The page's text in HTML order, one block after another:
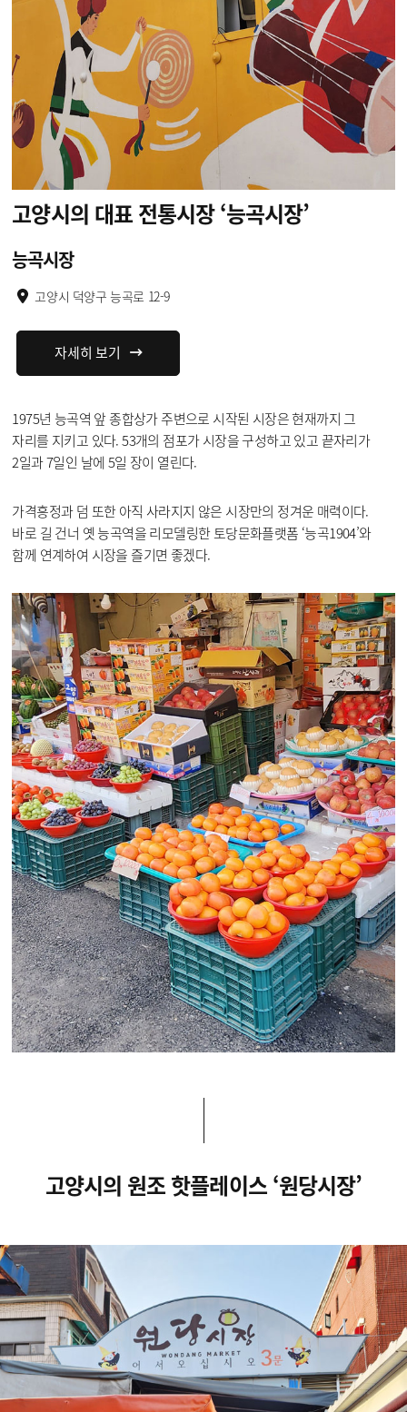
고양시의 대표전통시장 ‘능곡시장’
능곡시장
고양시 덕양구 능곡로 12-9
자세히 보기
1975년 능곡역 앞 종합상가 주변으로 시작된 시장은 현재까지 그
자리를 지키고 있다. 53개의 점포가 시장을 구성하고 있고 끝자리가
2일과 7일인 날에 5일 장이 열린다.
가격흥정과 덤 또한 아직 사라지지 않은 시장만의 정겨운 매력이다.
바로 길 건너 옛 능곡역을 리모델링한 토당문화플랫폼 ‘능곡1904’와
함께 연계하여 시장을 즐기면 좋겠다.
고양시의 원조 핫플레이스 ‘원당시장’